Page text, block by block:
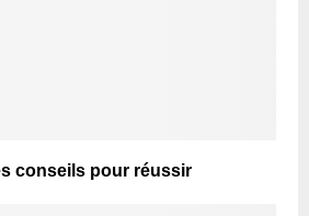
conseils pour réussir